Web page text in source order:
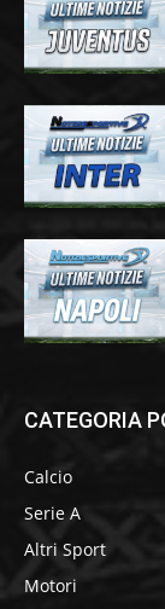
CATEGORIA
Calcio
Serie A
Altri Sport
Motori